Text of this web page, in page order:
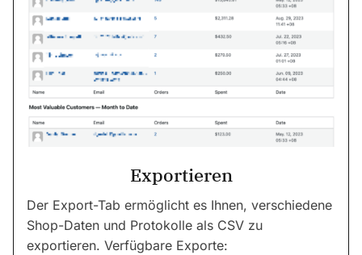
Exportieren
Der Export-Tab ermöglicht es Ihnen, verschiedene
Shop-Daten und Protokolle als CSV zu
exportieren. Verfügbare Exporte: